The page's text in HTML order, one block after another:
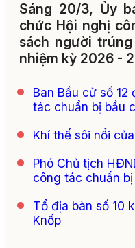
Sáng 20/3, Ủy
chức Hội nghị
sách người
nhiệm kỳ 2026 -
Ban Bầu cử số
tác chuẩn bị bầu
Khí thế sôi nổi
Phó Chủ tịch
công tác chuẩn
Tổ địa bàn số 10
Knốp